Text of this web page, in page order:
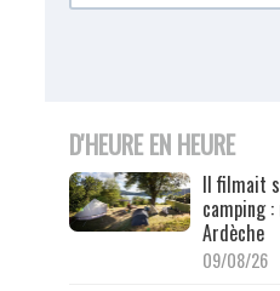
D'HEURE EN HEURE
Il filmait
camping
Ardèche
09/08/26